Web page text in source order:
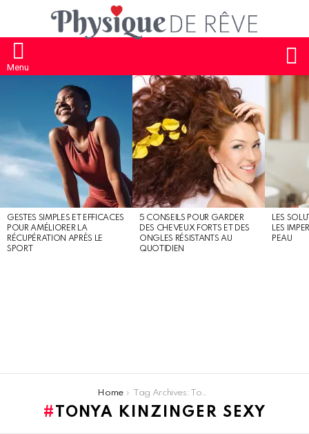
Menu
GESTES SIMPLES ET EFFICACES
POUR AMÉLIORER LA
RÉCUPÉRATION APRÈS LE
SPORT
5 CONSEILS POUR GARDER
DES CHEVEUX FORTS ET DES
ONGLES RÉSISTANTS AU
QUOTIDIEN
LES
LES
PEAU
Home Tag Archives: Tonya kinzinger sexy
TONYA KINZINGER SEXY